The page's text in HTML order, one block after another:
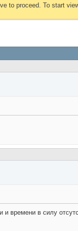
to proceed. To start
времени в силу